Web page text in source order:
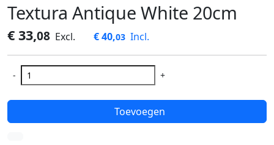
Textura Antique White 20cm
€ 33,08 Excl. € 40,03 Incl.
Toevoegen